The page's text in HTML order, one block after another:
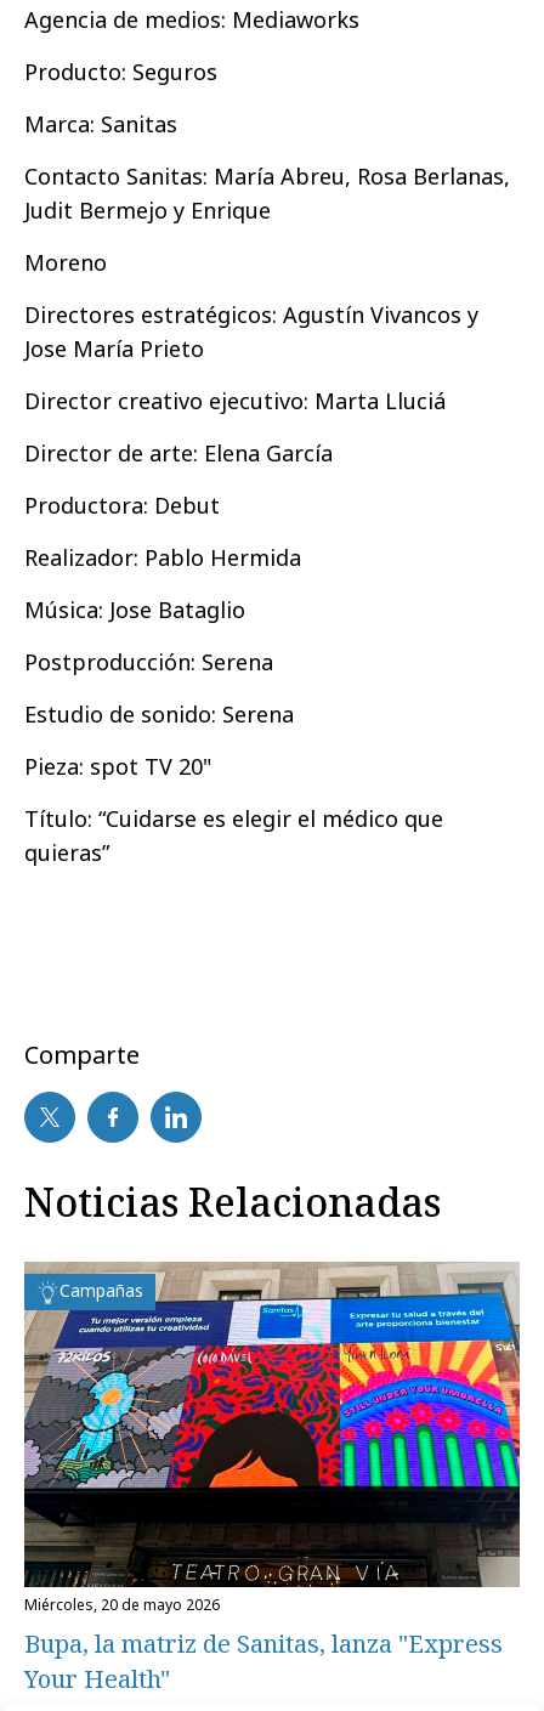
Agencia de medios: Mediaworks
Producto: Seguros
Marca: Sanitas
Contacto Sanitas: María Abreu, Rosa Berlanas,
Judit Bermejo y Enrique
Moreno
Directores estratégicos: Agustín Vivancos y
Jose María Prieto
Director creativo ejecutivo: Marta Lluciá
Director de arte: Elena García
Productora: Debut
Realizador: Pablo Hermida
Música: Jose Bataglio
Postproducción: Serena
Estudio de sonido: Serena
Pieza: spot TV 20"
Título: “Cuidarse es elegir el médico que
quieras”
Comparte
Noticias Relacionadas
Campañas
miércoles, 20 de mayo 2026
Bupa, la matriz de Sanitas, lanza "Express
Your Health"